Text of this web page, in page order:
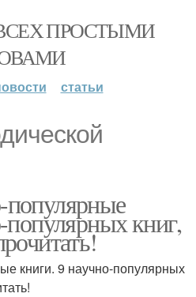
ПРОСТЫМИ
статьи
популярных книг,
книги. 9 научно-популярных